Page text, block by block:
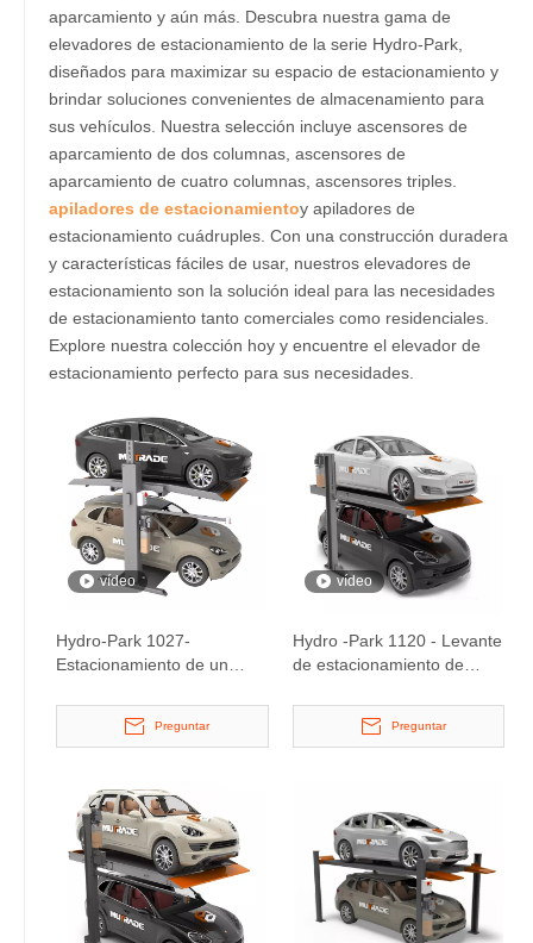
aparcamiento y aún más. Descubra nuestra gama de
elevadores de estacionamiento de la serie Hydro-Park,
diseñados para maximizar su espacio de estacionamiento y
brindar soluciones convenientes de almacenamiento para
sus vehículos. Nuestra selección incluye ascensores de
aparcamiento de dos columnas, ascensores de
aparcamiento de cuatro columnas, ascensores triples.
apiladores de estacionamientoy apiladores de
estacionamiento cuádruples. Con una construcción duradera
y características fáciles de usar, nuestros elevadores de
estacionamiento son la solución ideal para las necesidades
de estacionamiento tanto comerciales como residenciales.
Explore nuestra colección hoy y encuentre el elevador de
estacionamiento perfecto para sus necesidades.
vídeo
Hydro-Park 1027-
Estacionamiento de un
Preguntar
vídeo
Hydro -Park 1120 - Levante
de estacionamiento de
niveles
Preguntar